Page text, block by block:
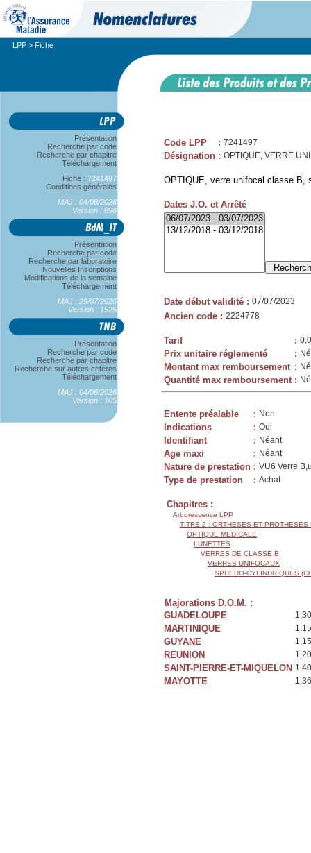
LPP > Fiche
Présentation
Recherche par code
Recherche par chapitre
Téléchargement
Fiche : 7241497
Conditions générales
MAJ : 04/08/2026
Version : 896
Présentation
Recherche par code
Recherche par laboratoire
Nouvelles Inscriptions
Modifications de la semaine
Téléchargement
MAJ : 29/07/2026
Version : 1525
Présentation
Recherche par code
Recherche par chapitre
Recherche sur autres critères
Téléchargement
MAJ : 04/06/2026
Version : 105
Code LPP : 7241497
Désignation : OPTIQUE, VERRE
OPTIQUE, verre unifocal classe B,
Dates J.O. et Arrêté
Date début validité : 07/07/2023
Ancien code : 2224778
Tarif :
Prix unitaire réglementé :
Montant max remboursement :
Quantité max remboursement :
Entente préalable : Non
Indications : Oui
Identifiant : Néant
Age maxi : Néant
Nature de prestation : VU6 Verre
Type de prestation : Achat
Chapitres :
Arborescence LPP
TITRE 2 : ORTHESES ET PROTHESES
OPTIQUE MEDICALE
LUNETTES
VERRES DE CLASSE B
VERRES UNIFOCAUX
SPHERO-CYLINDRIQUES
Majorations D.O.M. :
GUADELOUPE
MARTINIQUE
GUYANE
REUNION
SAINT-PIERRE-ET-MIQUELON
MAYOTTE